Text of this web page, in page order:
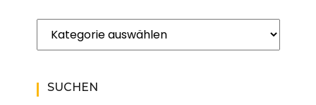
Kategorien
SUCHEN